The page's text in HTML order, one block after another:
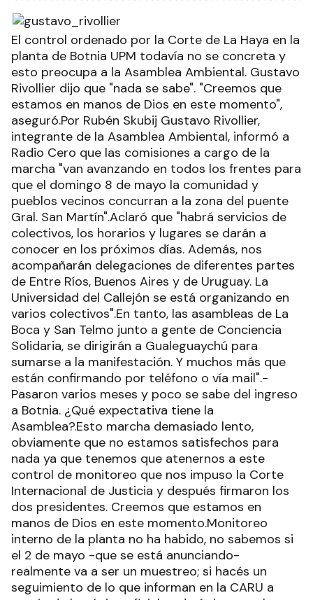
El control ordenado por la Corte de La Haya en la
planta de Botnia UPM todavía no se concreta y
esto preocupa a la Asamblea Ambiental. Gustavo
Rivollier dijo que "nada se sabe". "Creemos que
estamos en manos de Dios en este momento",
aseguró.Por Rubén Skubij Gustavo Rivollier,
integrante de la Asamblea Ambiental, informó a
Radio Cero que las comisiones a cargo de la
marcha "van avanzando en todos los frentes para
que el domingo 8 de mayo la comunidad y
pueblos vecinos concurran a la zona del puente
Gral. San Martín".Aclaró que "habrá servicios de
colectivos, los horarios y lugares se darán a
conocer en los próximos días. Además, nos
acompañarán delegaciones de diferentes partes
de Entre Ríos, Buenos Aires y de Uruguay. La
Universidad del Callejón se está organizando en
varios colectivos".En tanto, las asambleas de La
Boca y San Telmo junto a gente de Conciencia
Solidaria, se dirigirán a Gualeguaychú para
sumarse a la manifestación. Y muchos más que
están confirmando por teléfono o vía mail".-
Pasaron varios meses y poco se sabe del ingreso
a Botnia. ¿Qué expectativa tiene la
Asamblea?.Esto marcha demasiado lento,
obviamente que no estamos satisfechos para
nada ya que tenemos que atenernos a este
control de monitoreo que nos impuso la Corte
Internacional de Justicia y después firmaron los
dos presidentes. Creemos que estamos en
manos de Dios en este momento.Monitoreo
interno de la planta no ha habido, no sabemos si
el 2 de mayo -que se está anunciando-
realmente va a ser un muestreo; si hacés un
seguimiento de lo que informan en la CARU a